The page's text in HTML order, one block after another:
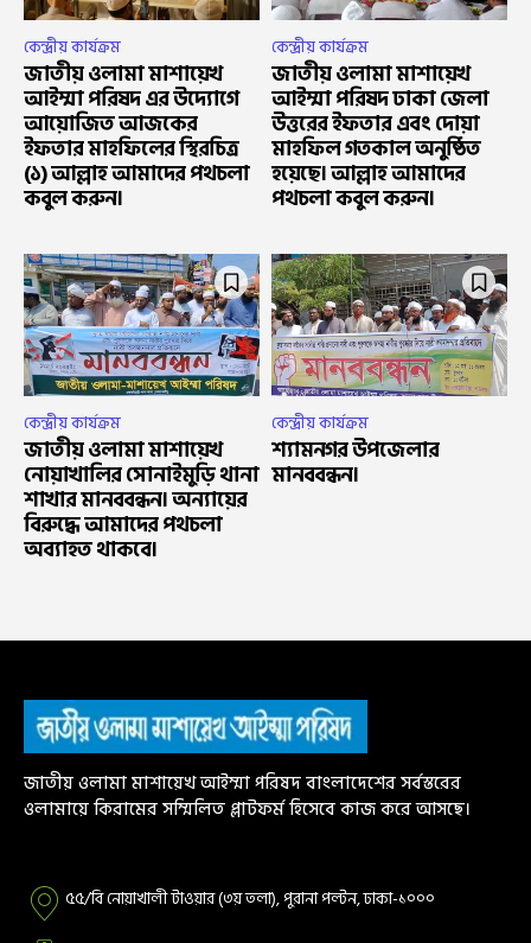
কেন্দ্রীয় কার্যক্রম
জাতীয় ওলামা মাশায়েখ
আইম্মা পরিষদ এর উদ্যোগে
আয়োজিত আজকের
ইফতার মাহফিলের স্থিরচিত্র
(১) আল্লাহ আমাদের পথচলা
কবুল করুন।
কেন্দ্রীয় কার্যক্রম
জাতীয় ওলামা মাশায়েখ
আইম্মা পরিষদ ঢাকা জেলা
উত্তরের ইফতার এবং দোয়া
মাহফিল গতকাল অনুষ্ঠিত
হয়েছে। আল্লাহ আমাদের
পথচলা কবুল করুন।
কেন্দ্রীয় কার্যক্রম
জাতীয় ওলামা মাশায়েখ
নোয়াখালির সোনাইমুড়ি থানা
শাখার মানববন্ধন। অন্যায়ের
বিরুদ্ধে আমাদের পথচলা
অব্যাহত থাকবে।
কেন্দ্রীয় কার্যক্রম
শ্যামনগর উপজেলার
মানববন্ধন।
জাতীয় ওলামা মাশায়েখ আইম্মা পরিষদ বাংলাদেশের সর্বস্তরের
ওলামায়ে কিরামের সম্মিলিত প্লাটফর্ম হিসেবে কাজ করে আসছে।
৫৫/বি নোয়াখালী টাওয়ার (৩য় তলা), পুরানা পল্টন, ঢাকা-১০০০